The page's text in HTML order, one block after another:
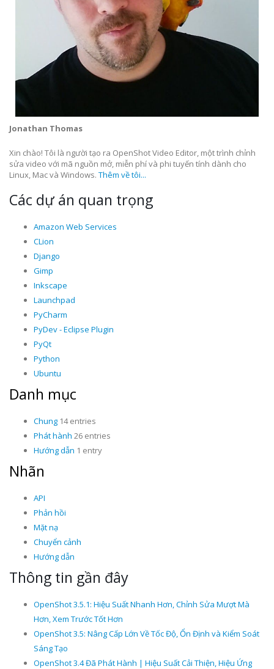
Jonathan Thomas
Xin chào! Tôi là người tạo ra OpenShot Video Editor, một trình chỉnh
sửa video với mã nguồn mở, miễn phí và phi tuyến tính dành cho
Linux, Mac và Windows. Thêm về tôi...
Các dự án quan trọng
Amazon Web Services
CLion
Django
Gimp
Inkscape
Launchpad
PyCharm
PyDev - Eclipse Plugin
PyQt
Python
Ubuntu
Danh mục
Chung 14 entries
Phát hành 26 entries
Hướng dẫn 1 entry
Nhãn
API
Phản hồi
Mặt nạ
Chuyển cảnh
Hướng dẫn
Thông tin gần đây
OpenShot 3.5.1: Hiệu Suất Nhanh Hơn, Chỉnh Sửa Mượt Mà
Hơn, Xem Trước Tốt Hơn
OpenShot 3.5: Nâng Cấp Lớn Về Tốc Độ, Ổn Định và Kiểm Soát
Sáng Tạo
OpenShot 3.4 Đã Phát Hành | Hiệu Suất Cải Thiện, Hiệu Ứng